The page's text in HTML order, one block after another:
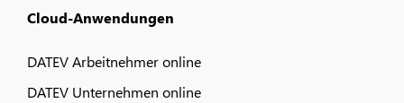
Cloud-Anwendungen
DATEV Arbeitnehmer online
DATEV Unternehmen online